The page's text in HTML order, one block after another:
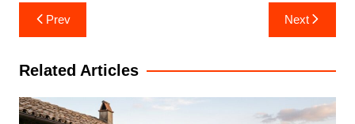
Post
navigation
Prev Next
Related Articles